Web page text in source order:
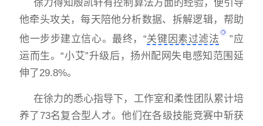
徐力得知殷凯轩有控制算法方面的经验，便引导
他牵头攻关，每天陪他分析数据、拆解逻辑，帮助
他一步步建立信心。最终，“关键因素过滤法
”应
运而生。“小艾”升级后，扬州配网失电感知范围延
伸了29.8%。
在徐力的悉心指导下，工作室和柔性团队累计培
养了73名复合型人才。他们在各级技能竞赛中斩获